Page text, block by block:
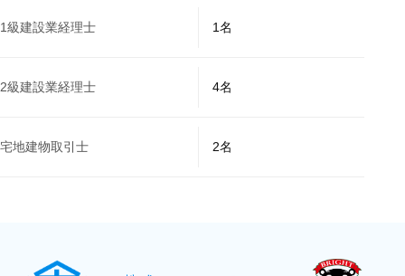
1級建設業経理士 1名
2級建設業経理士 4名
宅地建物取引士 2名